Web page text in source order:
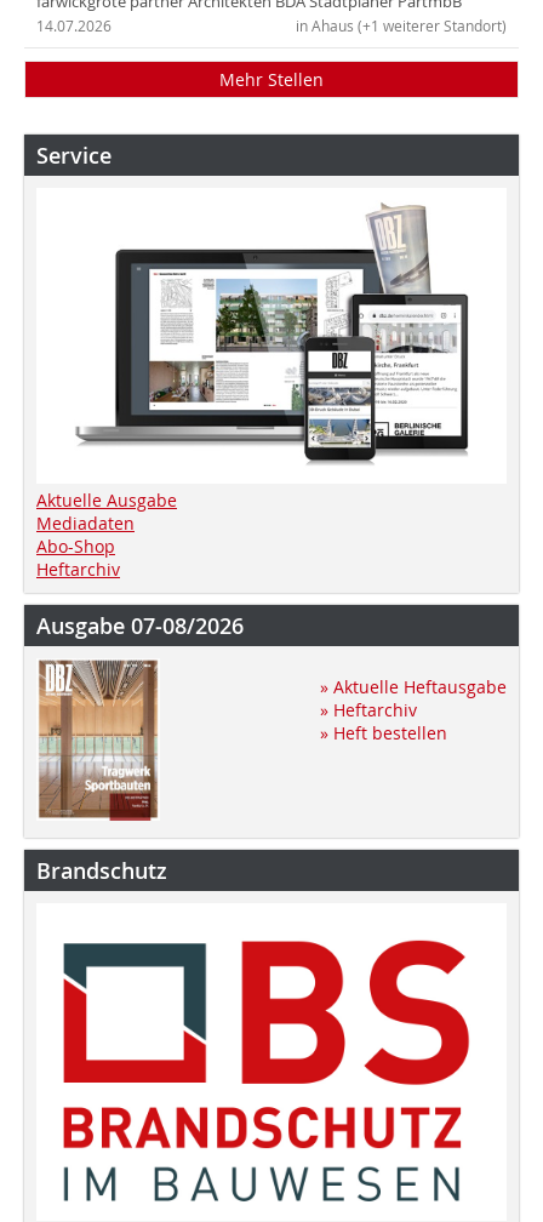
in Ahaus (+1 weiterer Standort)
14.07.2026
Mehr Stellen
Service
Aktuelle Ausgabe
Mediadaten
Abo-Shop
Heftarchiv
Ausgabe 07-08/2026
» Aktuelle Heftausgabe
» Heftarchiv
» Heft bestellen
Brandschutz